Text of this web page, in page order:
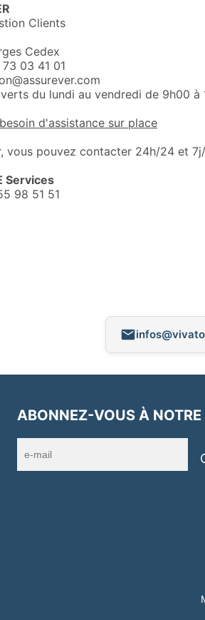
Clients
Cedex
03 41 01
du lundi au vendredi de 9h00 à
d'assistance sur place
vous pouvez contacter 24h/24 et
Services
98 51 51
ABONNEZ-VOUS À NOTRE